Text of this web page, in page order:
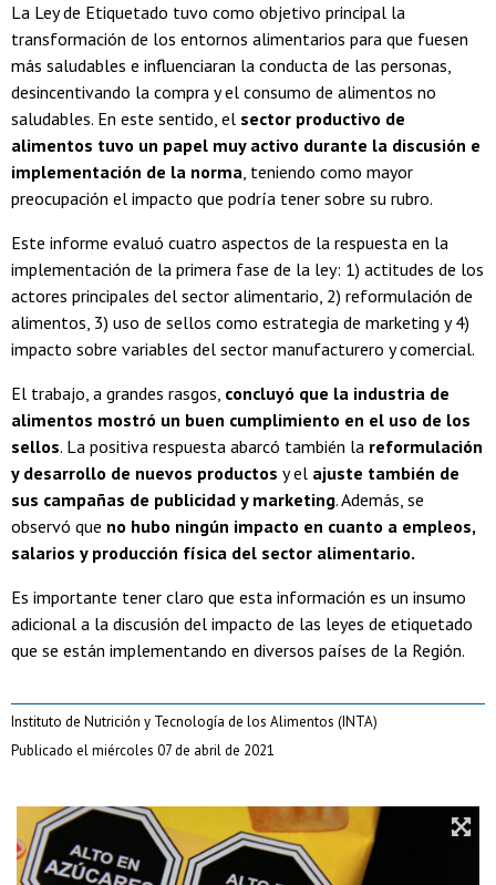
La Ley de Etiquetado tuvo como objetivo principal la
transformación de los entornos alimentarios para que fuesen
más saludables e influenciaran la conducta de las personas,
desincentivando la compra y el consumo de alimentos no
saludables. En este sentido, el sector productivo de
alimentos tuvo un papel muy activo durante la discusión e
implementación de la norma, teniendo como mayor
preocupación el impacto que podría tener sobre su rubro.
Este informe evaluó cuatro aspectos de la respuesta en la
implementación de la primera fase de la ley: 1) actitudes de los
actores principales del sector alimentario, 2) reformulación de
alimentos, 3) uso de sellos como estrategia de marketing y 4)
impacto sobre variables del sector manufacturero y comercial.
El trabajo, a grandes rasgos, concluyó que la industria de
alimentos mostró un buen cumplimiento en el uso de los
sellos. La positiva respuesta abarcó también la reformulación
y desarrollo de nuevos productos y el ajuste también de
sus campañas de publicidad y marketing. Además, se
observó que no hubo ningún impacto en cuanto a empleos,
salarios y producción física del sector alimentario.
Es importante tener claro que esta información es un insumo
adicional a la discusión del impacto de las leyes de etiquetado
que se están implementando en diversos países de la Región.
Instituto de Nutrición y Tecnología de los Alimentos (INTA)
Publicado el miércoles 07 de abril de 2021